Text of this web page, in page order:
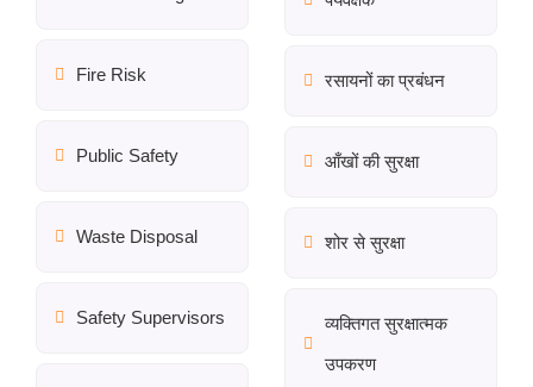
Fire Risk
Public Safety
Waste Disposal
Safety Supervisors
रसायनों का प्रबंधन
आँखों की सुरक्षा
शोर से सुरक्षा
व्यक्तिगत सुरक्षात्मक
उपकरण